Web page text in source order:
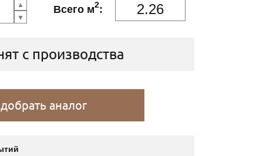
Всего м2:
с производства
аналог